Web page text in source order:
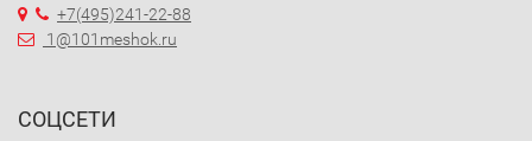
+7(495)241-22-88
1@101meshok.ru
СОЦСЕТИ